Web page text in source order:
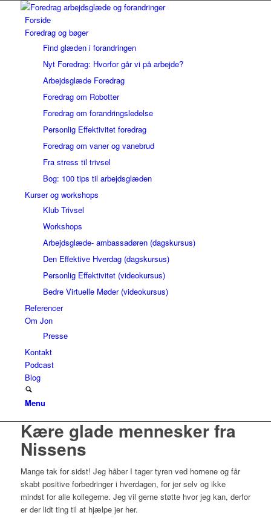
Forside
Foredrag og bøger
Find glæden i forandringen
Nyt Foredrag: Hvorfor går vi på arbejde?
Arbejdsglæde Foredrag
Foredrag om Robotter
Foredrag om forandringsledelse
Personlig Effektivitet foredrag
Foredrag om vaner og vanebrud
Fra stress til trivsel
Bog: 100 tips til arbejdsglæden
Kurser og workshops
Klub Trivsel
Workshops
Arbejdsglæde- ambassadøren (dagskursus)
Den Effektive Hverdag (dagskursus)
Personlig Effektivitet (videokursus)
Bedre Virtuelle Møder (videokursus)
Referencer
Om Jon
Presse
Kontakt
Podcast
Blog
Menu
Kære glade mennesker fra
Nissens
Mange tak for sidst! Jeg håber I tager tyren ved hornene og får
skabt positive forbedringer i hverdagen, for jer selv og ikke
mindst for alle kollegerne. Jeg vil gerne støtte hvor jeg kan, derfor
er der lidt ting til at hjælpe jer her.